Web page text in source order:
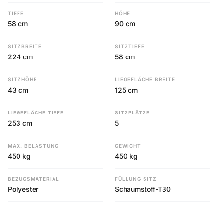
TIEFE
58 cm
HÖHE
90 cm
SITZBREITE
224 cm
SITZTIEFE
58 cm
SITZHÖHE
43 cm
LIEGEFLÄCHE BREITE
125 cm
LIEGEFLÄCHE TIEFE
253 cm
SITZPLÄTZE
5
MAX. BELASTUNG
450 kg
GEWICHT
450 kg
BEZUGSMATERIAL
Polyester
FÜLLUNG SITZ
Schaumstoff-T30